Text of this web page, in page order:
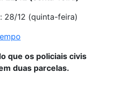
28/12 (quinta-feira)
que os policiais civis
duas parcelas.